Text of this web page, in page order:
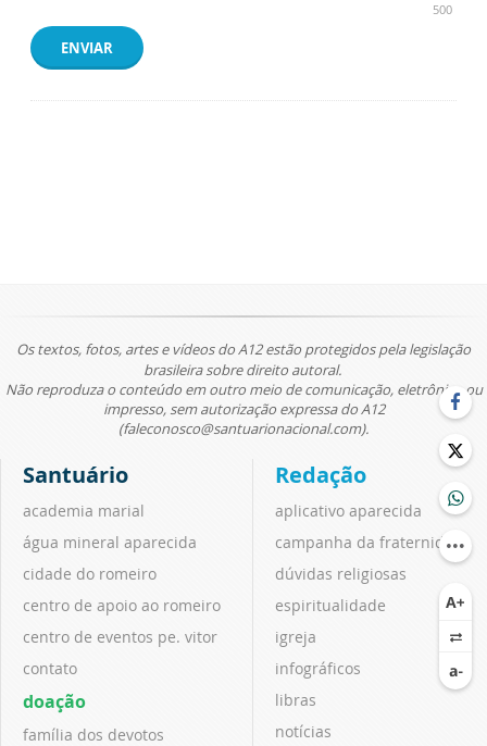
500
ENVIAR
Os textos, fotos, artes e vídeos do A12 estão protegidos pela legislação
brasileira sobre direito autoral.
Não reproduza o conteúdo em outro meio de comunicação, eletrônico ou
impresso, sem autorização expressa do A12
(faleconosco@santuarionacional.com).
Santuário
academia marial
água mineral aparecida
cidade do romeiro
centro de apoio ao romeiro
centro de eventos pe. vitor
contato
doação
família dos devotos
Redação
aplicativo aparecida
campanha da fraternidade
dúvidas religiosas
espiritualidade
igreja
infográficos
libras
notícias